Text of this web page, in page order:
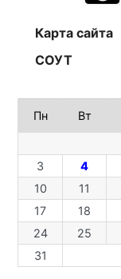
Карта сайта
СОУТ
Пн
Вт
3
4
10
11
17
18
24
25
31